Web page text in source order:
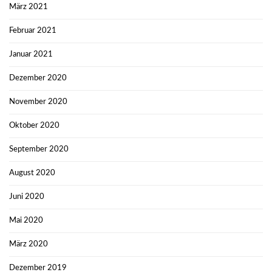
März 2021
Februar 2021
Januar 2021
Dezember 2020
November 2020
Oktober 2020
September 2020
August 2020
Juni 2020
Mai 2020
März 2020
Dezember 2019